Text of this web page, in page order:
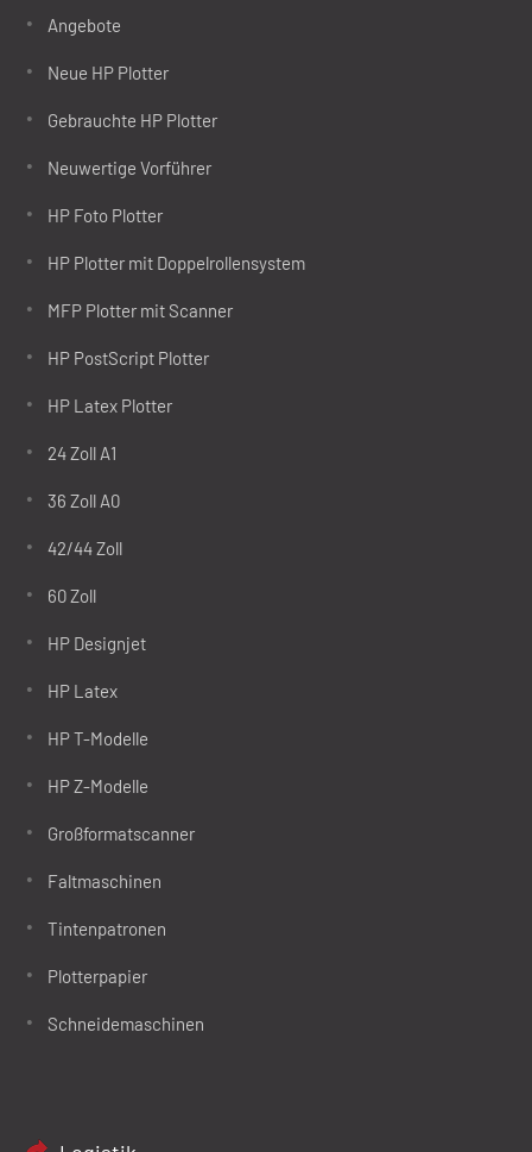
Angebote
Neue HP Plotter
Gebrauchte HP Plotter
Neuwertige Vorführer
HP Foto Plotter
HP Plotter mit Doppelrollensystem
MFP Plotter mit Scanner
HP PostScript Plotter
HP Latex Plotter
24 Zoll A1
36 Zoll A0
42/44 Zoll
60 Zoll
HP Designjet
HP Latex
HP T-Modelle
HP Z-Modelle
Großformatscanner
Faltmaschinen
Tintenpatronen
Plotterpapier
Schneidemaschinen